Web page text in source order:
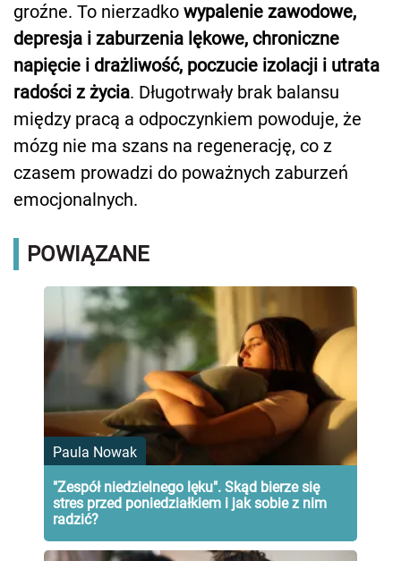
groźne. To nierzadko wypalenie zawodowe,
depresja i zaburzenia lękowe, chroniczne
napięcie i drażliwość, poczucie izolacji i utrata
radości z życia. Długotrwały brak balansu
między pracą a odpoczynkiem powoduje, że
mózg nie ma szans na regenerację, co z
czasem prowadzi do poważnych zaburzeń
emocjonalnych.
POWIĄZANE
Paula Nowak
"Zespół niedzielnego lęku". Skąd bierze się
stres przed poniedziałkiem i jak sobie z nim
radzić?